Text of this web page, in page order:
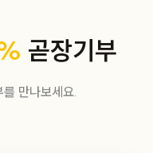
곧장기부
만나보세요.